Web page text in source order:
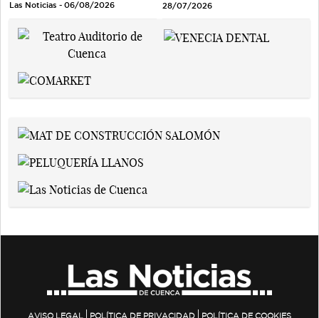
Las Noticias - 06/08/2026
28/07/2026
AVISO LEGAL POLÍTICA DE PRIVACIDAD POLÍTICA DE COOKIES